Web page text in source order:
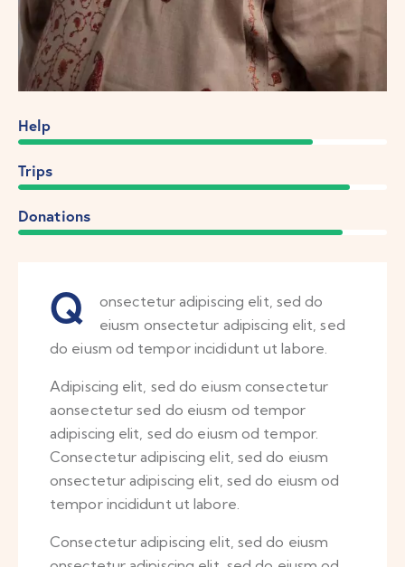
Help
Trips
Donations
Q
onsectetur adipiscing elit, sed do
eiusm onsectetur adipiscing elit, sed
do eiusm od tempor incididunt ut labore.
Adipiscing elit, sed do eiusm consectetur
aonsectetur sed do eiusm od tempor
adipiscing elit, sed do eiusm od tempor.
Consectetur adipiscing elit, sed do eiusm
onsectetur adipiscing elit, sed do eiusm od
tempor incididunt ut labore.
Consectetur adipiscing elit, sed do eiusm